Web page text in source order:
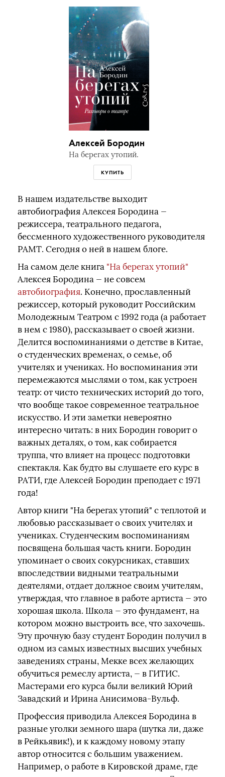
Алексей Бородин
На берегах утопий.
КУПИТЬ
В нашем издательстве выходит
автобиография Алексея Бородина —
режиссера, театрального педагога,
бессменного художественного руководителя
РАМТ. Сегодня о ней в нашем блоге.
На самом деле книга "На берегах утопий"
Алексея Бородина — не совсем
автобиография. Конечно, прославленный
режиссер, который руководит Российским
Молодежным Театром с 1992 года (а работает
в нем с 1980), рассказывает о своей жизни.
Делится воспоминаниями о детстве в Китае,
о студенческих временах, о семье, об
учителях и учениках. Но воспоминания эти
перемежаются мыслями о том, как устроен
театр: от чисто технических историй до того,
что вообще такое современное театральное
искусство. И эти заметки невероятно
интересно читать: в них Бородин говорит о
важных деталях, о том, как собирается
труппа, что влияет на процесс подготовки
спектакля. Как будто вы слушаете его курс в
РАТИ, где Алексей Бородин преподает с 1971
года!
Автор книги "На берегах утопий" с теплотой и
любовью рассказывает о своих учителях и
учениках. Студенческим воспоминаниям
посвящена большая часть книги. Бородин
упоминает о своих сокурсниках, ставших
впоследствии видными театральными
деятелями, отдает должное своим учителям,
утверждая, что главное в работе артиста — это
хорошая школа. Школа — это фундамент, на
котором можно выстроить все, что захочешь.
Эту прочную базу студент Бородин получил в
одном из самых известных высших учебных
заведениях страны, Мекке всех желающих
обучиться ремеслу артиста, — в ГИТИС.
Мастерами его курса были великий Юрий
Завадский и Ирина Анисимова-Вульф.
Профессия приводила Алексея Бородина в
разные уголки земного шара (шутка ли, даже
в Рейкьявик!), и к каждому новому этапу
автор относится с большим уважением.
Например, о работе в Кировской драме, где